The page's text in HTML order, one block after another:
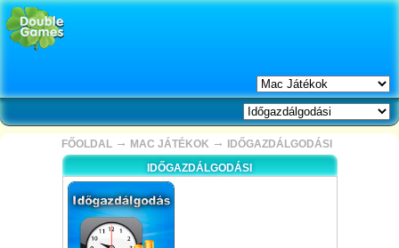
FŐOLDAL → MAC JÁTÉKOK →
IDŐGAZDÁLGODÁSI
IDŐGAZDÁLGODÁSI